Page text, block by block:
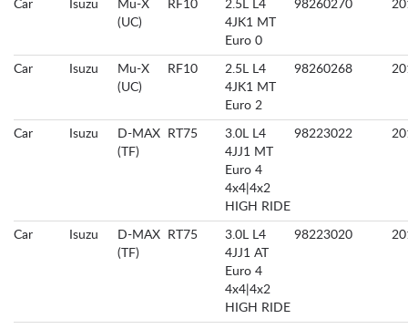
Car Isuzu
Mu-X
(UC)
RF10
2.5L L4
4JK1 MT
Euro 0
98260270
Car Isuzu
Mu-X
(UC)
RF10
2.5L L4
4JK1 MT
Euro 2
98260268
Car Isuzu
D-MAX
(TF)
RT75
3.0L L4
4JJ1 MT
Euro 4
4x4|4x2
HIGH RIDE
98223022
Car Isuzu
D-MAX
(TF)
RT75
3.0L L4
4JJ1 AT
Euro 4
4x4|4x2
HIGH RIDE
98223020